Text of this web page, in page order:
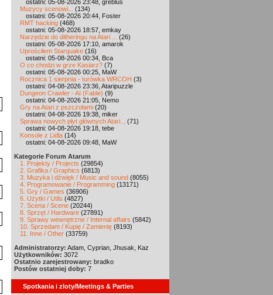
ostatni: 05-08-2026 23:48, greblus
Muzycy scenowi...
(134)
ostatni: 05-08-2026 20:44, Foster
RMT hacking (468)
ostatni: 05-08-2026 18:57, emkay
Narzędzie do ditheringu na Atari ...
(26)
ostatni: 05-08-2026 17:10, amarok
Uprościłem Starquake (16)
ostatni: 05-08-2026 00:34, Bca
O co chodzi w grze Kasiarz? (7)
ostatni: 05-08-2026 00:25, MaW
Rocznica 1 sierpnia - turówka WRCOH (3)
ostatni: 04-08-2026 23:36, Ataripuzzle
Dungeon Crawler - AI (Fable) (9)
ostatni: 04-08-2026 21:05, Nemo
Gry na Atari z pszczołami (20)
ostatni: 04-08-2026 19:38, miker
Sprawa nowych płyt głównych Atari...
(71)
ostatni: 04-08-2026 19:18, tebe
Konsole z Lidla (14)
ostatni: 04-08-2026 09:48, MaW
Kategorie Forum Atarum
1. Projekty / Projects (29854)
2. Grafika / Graphics (6813)
3. Muzyka i dźwięk / Music and sound (8055)
4. Programowanie / Programming (13171)
5. Gry / Games (36906)
6. Użytki / Utils (4827)
7. Scena / Scene (20244)
8. Sprzęt / Hardware (27891)
9. Sprawy wewnętrzne / Internal affairs (5842)
10. Sprzedam / Kupię / Zamienię (8193)
11. Inne / Other (33759)
Administratorzy: Adam, Cyprian, Jhusak, Kaz
Użytkowników: 3072
Ostatnio zarejestrowany: bradko
Postów ostatniej doby: 7
Spotkania i zloty/Meetings & Parties